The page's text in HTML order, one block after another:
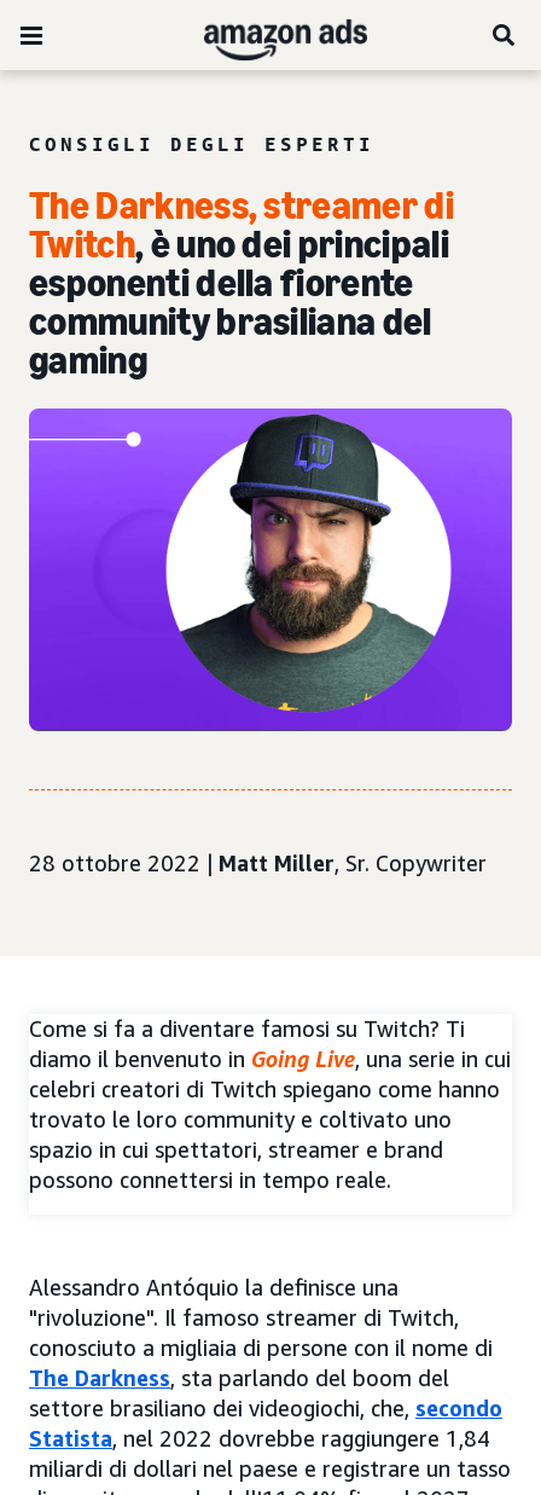
CONSIGLI DEGLI ESPERTI
The Darkness, streamer di
Twitch, è uno dei principali
esponenti della fiorente
community brasiliana del
gaming
28 ottobre 2022 | Matt Miller, Sr. Copywriter
Come si fa a diventare famosi su Twitch? Ti
diamo il benvenuto in Going Live, una serie in cui
celebri creatori di Twitch spiegano come hanno
trovato le loro community e coltivato uno
spazio in cui spettatori, streamer e brand
possono connettersi in tempo reale.
Alessandro Antóquio la definisce una
"rivoluzione". Il famoso streamer di Twitch,
conosciuto a migliaia di persone con il nome di
The Darkness, sta parlando del boom del
settore brasiliano dei videogiochi, che, secondo
Statista, nel 2022 dovrebbe raggiungere 1,84
miliardi di dollari nel paese e registrare un tasso